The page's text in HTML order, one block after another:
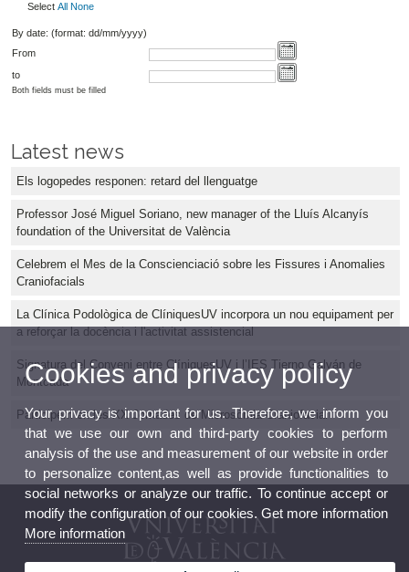
Select All None
By date: (format: dd/mm/yyyy)
From
to
Both fields must be filled
Latest news
Els logopedes responen: retard del llenguatge
Professor José Miguel Soriano, new manager of the Lluís Alcanyís
foundation of the Universitat de València
Celebrem el Mes de la Conscienciació sobre les Fissures i Anomalies
Craniofacials
La Clínica Podològica de ClíniquesUV incorpora un nou equipament per
a reforçar la docència i l'activitat assistencial
Signatura del Conveni entre ClíniquesUV i l’IES Tierno Galván de
Montcada
Participem en les XX Jornades de Microsòmia Craniofacial
Cookies and privacy policy
Your privacy is important for us. Therefore, we inform you
that we use our own and third-party cookies to perform
analysis of the use and measurement of our website in order
to personalize content,as well as provide functionalities to
social networks or analyze our traffic. To continue accept or
modify the configuration of our cookies. Get more information
More information